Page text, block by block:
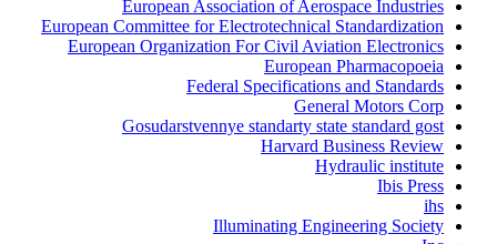
European Association of Aerospace Industries
European Committee for Electrotechnical Standardization
European Organization For Civil Aviation Electronics
European Pharmacopoeia
Federal Specifications and Standards
General Motors Corp
Gosudarstvennye standarty state standard gost
Harvard Business Review
Hydraulic institute
Ibis Press
ihs
Illuminating Engineering Society